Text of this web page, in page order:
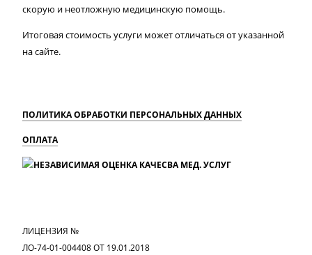
скорую и неотложную медицинскую помощь.
Итоговая стоимость услуги может отличаться от указанной
на сайте.
ПОЛИТИКА ОБРАБОТКИ ПЕРСОНАЛЬНЫХ ДАННЫХ
ОПЛАТА
ЛИЦЕНЗИЯ №
ЛО-74-01-004408 ОТ 19.01.2018